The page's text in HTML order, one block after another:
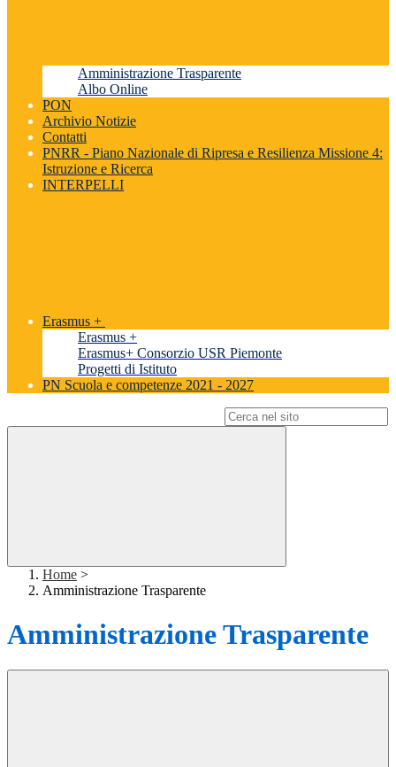
Amministrazione Trasparente
Albo Online
PON
Archivio Notizie
Contatti
PNRR - Piano Nazionale di Ripresa e Resilienza Missione 4:
Istruzione e Ricerca
INTERPELLI
Erasmus +
Erasmus +
Erasmus+ Consorzio USR Piemonte
Progetti di Istituto
PN Scuola e competenze 2021 - 2027
Home >
Amministrazione Trasparente
Amministrazione Trasparente